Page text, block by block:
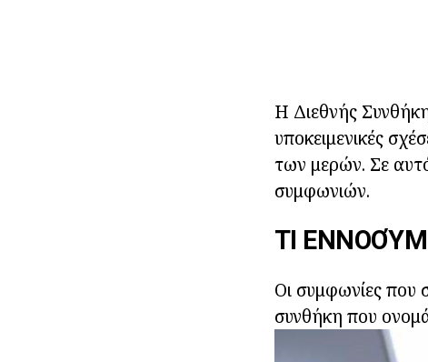
Η Διεθνής
υποκειμενικές
των μερών. Σε
συμφωνιών.
ΤΙ
Οι συμφωνίες που
συνθήκη που